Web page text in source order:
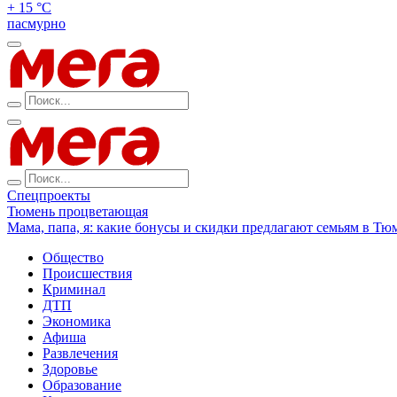
+ 15 °С
пасмурно
Спецпроекты
Тюмень процветающая
Мама, папа, я: какие бонусы и скидки предлагают семьям в
Общество
Происшествия
Криминал
ДТП
Экономика
Афиша
Развлечения
Здоровье
Образование